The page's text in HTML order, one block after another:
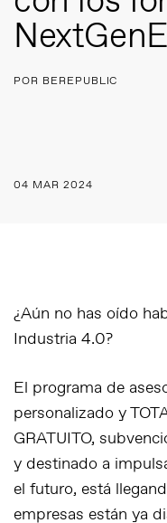
POR BEREPUBLIC
04 MAR 2024
¿Aún no has oído
Industria 4.0?
El programa de
personalizado y
GRATUITO,
y destinado a
el futuro, está
empresas están ya